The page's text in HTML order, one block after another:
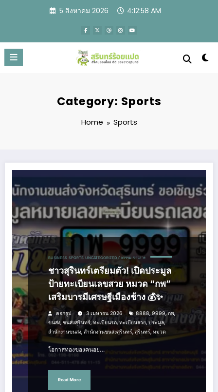
5 สิงหาคม 2026 4:12:59 AM
Category: Sports
Home Sports
BUSINESS SPORTS UNCATEGORIZED กิจกรรม ข่าวสาร
ชาวสุรินทร์เตรียมตัว! เปิดประมูล
ป้ายทะเบียนเลขสวย หมวด “กพ”
เสริมบารมีเศรษฐีเมืองช้าง 💰✨
ดอกธูป 3 เมษายน 2026 8888, 9999,กพ,
ขนส่ง, ขนส่งสุรินทร์,ทะเบียนรถ,ทะเบียนสวย, ประมูล,
สำนักงานขนส่ง, สำนักงานขนส่งสุรินทร์, สุรินทร์, หมวด
โอกาสทองของคนอย…
Read More